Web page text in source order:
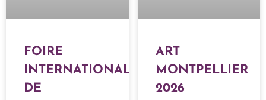
FOIRE
INTERNATIONALE
DE
ART
MONTPELLIER
2026